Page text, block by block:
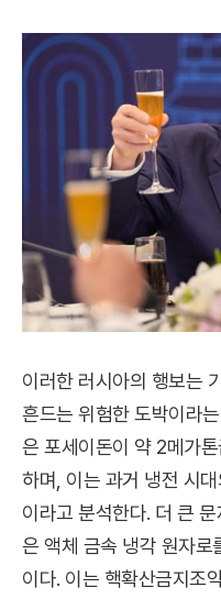
이러한 러시아의 행보는
흔드는 위험한 도박이라
은 포세이돈이 약 2메가
하며, 이는 과거 냉전 시
이라고 분석한다. 더 큰
은 액체 금속 냉각 원자로
이다. 이는 핵확산금지조